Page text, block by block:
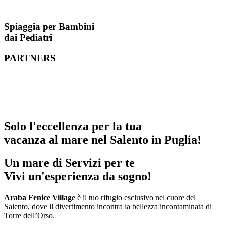
Spiaggia per Bambini
dai Pediatri
PARTNERS
Solo l'eccellenza per la tua
vacanza al mare nel Salento in Puglia!
Un mare di Servizi per te
Vivi un'esperienza da sogno!
Araba Fenice Village è il tuo rifugio esclusivo nel cuore del
Salento, dove il divertimento incontra la bellezza incontaminata di
Torre dell’Orso.